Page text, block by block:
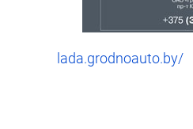
lada.grodnoauto.by/